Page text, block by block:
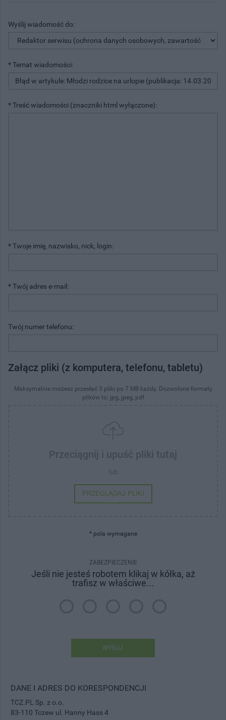
Wyślij wiadomość do:
* Temat wiadomości:
* Treść wiadomości (znaczniki html wyłączone):
* Twoje imię, nazwisko, nick, login:
* Twój adres e-mail:
Twój numer telefonu:
Załącz pliki (z komputera, telefonu, tabletu)
Maksymalnie możesz przesłać 3 pliki po 7 MB każdy. Dozwolone formaty
plików to: jpg, jpeg, pdf
Przeciągnij i upuść pliki tutaj
lub
PRZEGLĄDAJ PLIKI
* pola wymagane
ZABEZPIECZENIE
Jeśli nie jesteś robotem klikaj w kółka, aż
trafisz w właściwe...
WYŚLIJ
DANE I ADRES DO KORESPONDENCJI
TCZ.PL Sp. z o.o.
83-110 Tczew ul. Hanny Hass 4